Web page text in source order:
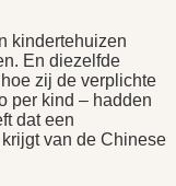
kindertehuizen
En diezelfde
zij de verplichte
per kind – hadden
dat een
van de Chinese